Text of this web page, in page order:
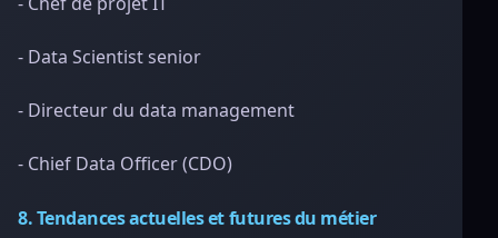
- Data Scientist senior
- Directeur du data management
- Chief Data Officer (CDO)
8. Tendances actuelles et futures du métier